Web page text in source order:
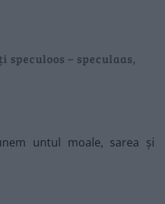
speculoos – speculaas,
untul moale, sarea și